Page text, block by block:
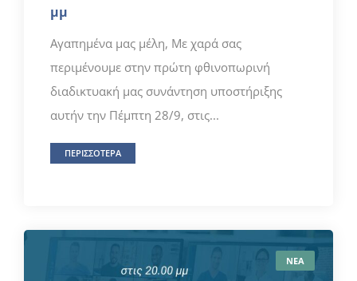
μμ
Αγαπημένα μας μέλη, Με χαρά σας
περιμένουμε στην πρώτη φθινοπωρινή
διαδικτυακή μας συνάντηση υποστήριξης
αυτήν την Πέμπτη 28/9, στις...
ΠΕΡΙΣΣΟΤΕΡΑ
ΝΕΑ